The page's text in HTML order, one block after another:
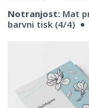
Notranjost: Mat
barvni tisk (4/4)